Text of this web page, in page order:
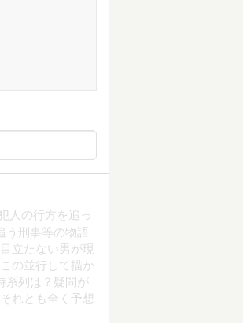
人の行方を追っ
う刑事等の物語
立たない男が現
の並行して描か
系列は？疑問が
れとも全く予想